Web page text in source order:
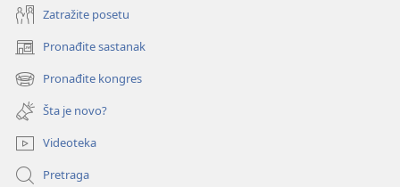
Zatražite posetu
Pronađite sastanak
(otvara
novi
prozor)
Pronađite kongres
(otvara
novi
prozor)
Šta je novo?
Videoteka
Pretraga